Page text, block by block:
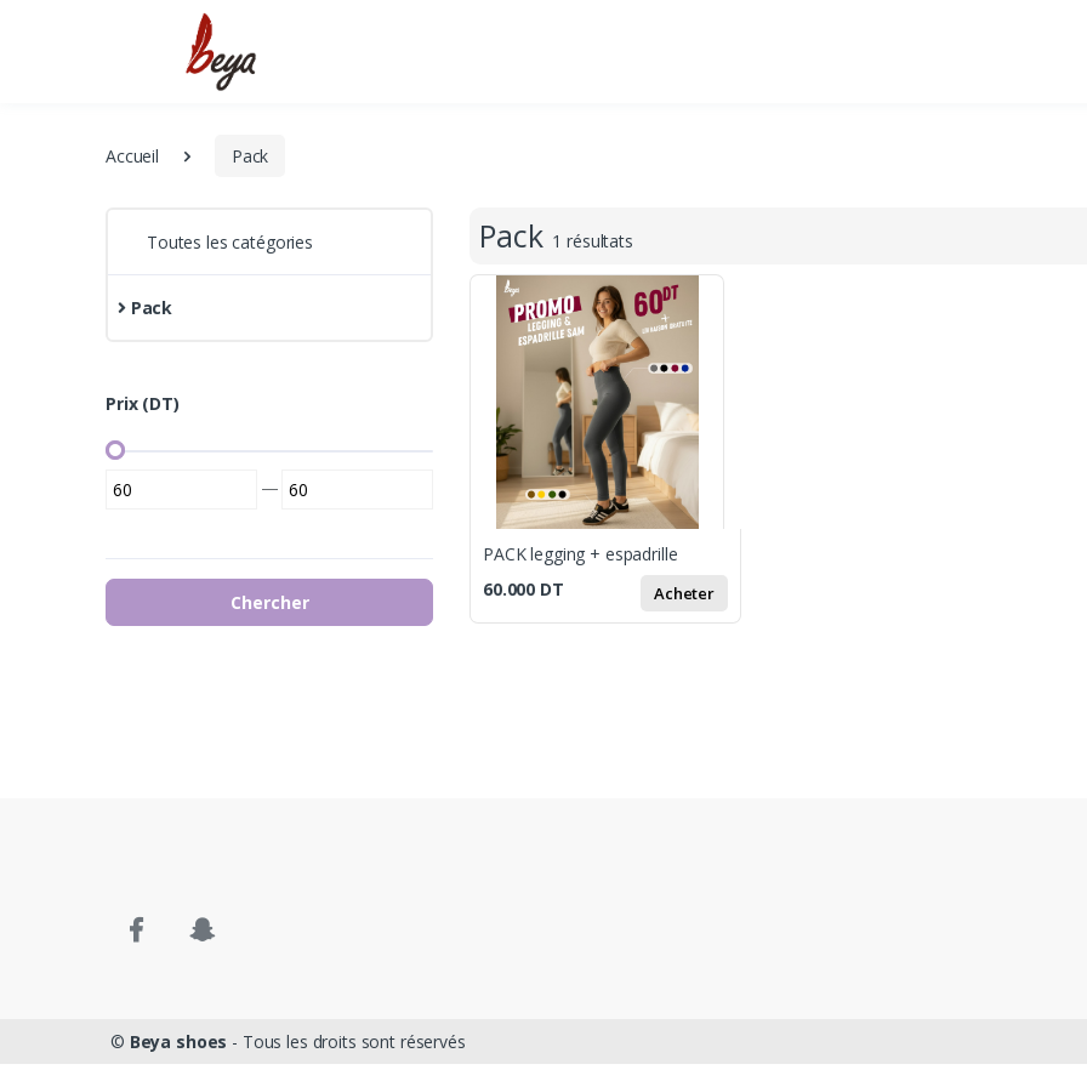
Accueil Pack
Toutes les catégories
Pack
Prix (DT)
—
Chercher
Pack 1 résultats
PACK legging + espadrille
60.000 DT Acheter
© Beya shoes - Tous les droits sont réservés